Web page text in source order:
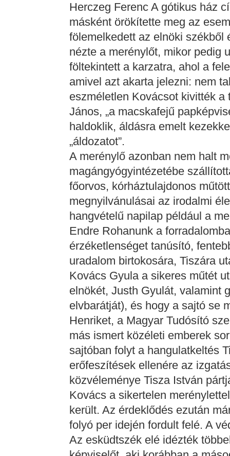
Herczeg Ferenc A gótikus ház
másként örökítette meg az
fölemelkedett az elnöki székből
nézte a merénylőt, mikor pedig
föltekintett a karzatra, ahol a
amivel azt akarta jelezni: nem
eszméletlen Kovácsot kivitték
János, „a macskafejű
haldoklik, áldásra emelt
„áldozatot”.
A merénylő azonban nem halt
magángyógyintézetébe
főorvos, kórháztulajdonos
megnyilvánulásai az irodalmi
hangvételű napilap például a
Endre Rohanunk a
érzéketlenséget tanúsító,
uradalom birtokosára, Tiszára
Kovács Gyula a sikeres műtét
elnökét, Justh Gyulát, valamint
elvbarátját), és hogy a sajtó se
Henriket, a Magyar Tudósító
más ismert közéleti emberek
sajtóban folyt a hangulatkeltés
erőfeszítések ellenére az
közvéleménye Tisza István
Kovács a sikertelen
került. Az érdeklődés ezután
folyó per idején fordult felé. A
Az esküdtszék elé idézték